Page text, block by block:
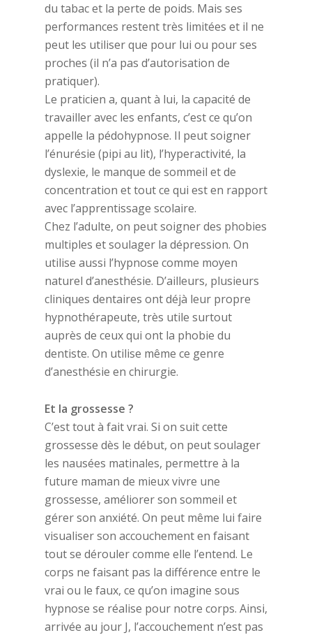
du tabac et la perte de poids. Mais ses
performances restent très limitées et il ne
peut les utiliser que pour lui ou pour ses
proches (il n’a pas d’autorisation de
pratiquer).
Le praticien a, quant à lui, la capacité de
travailler avec les enfants, c’est ce qu’on
appelle la pédohypnose. Il peut soigner
l’énurésie (pipi au lit), l’hyperactivité, la
dyslexie, le manque de sommeil et de
concentration et tout ce qui est en rapport
avec l’apprentissage scolaire.
Chez l’adulte, on peut soigner des phobies
multiples et soulager la dépression. On
utilise aussi l’hypnose comme moyen
naturel d’anesthésie. D’ailleurs, plusieurs
cliniques dentaires ont déjà leur propre
hypnothérapeute, très utile surtout
auprès de ceux qui ont la phobie du
dentiste. On utilise même ce genre
d’anesthésie en chirurgie.
Et la grossesse ?
C’est tout à fait vrai. Si on suit cette
grossesse dès le début, on peut soulager
les nausées matinales, permettre à la
future maman de mieux vivre une
grossesse, améliorer son sommeil et
gérer son anxiété. On peut même lui faire
visualiser son accouchement en faisant
tout se dérouler comme elle l’entend. Le
corps ne faisant pas la différence entre le
vrai ou le faux, ce qu’on imagine sous
hypnose se réalise pour notre corps. Ainsi,
arrivée au jour J, l’accouchement n’est pas